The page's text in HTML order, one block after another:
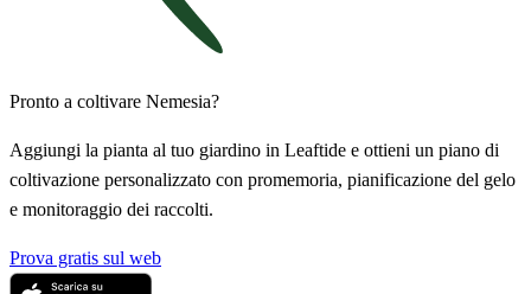
Pronto a coltivare Nemesia?
Aggiungi la pianta al tuo giardino in Leaftide e ottieni un piano di
coltivazione personalizzato con promemoria, pianificazione del gelo
e monitoraggio dei raccolti.
Prova gratis sul web